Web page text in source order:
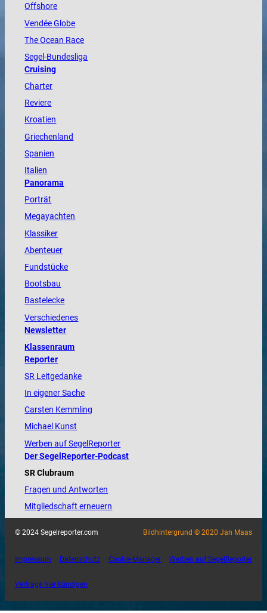
Offshore
VendéeGlobe
TheOcean Race
Segel-Bundesliga
Cruising
Charter
Reviere
Kroatien
Griechenland
Spanien
Italien
Panorama
Porträt
Megayachten
Klassiker
Abenteuer
Fundstücke
Bootsbau
Bastelecke
Verschiedenes
Newsletter
Klassenraum
Reporter
SR Leitgedanke
In eigener Sache
Carsten Kemmling
Michael Kunst
Werben auf SegelReporter
Der SegelReporter-Podcast
SR Clubraum
Fragen und Antworten
Mitgliedschaft erneuern
© 2024 Segelreporter.com Bildhintergrund © 2020 Jan Maas
Impressum Datenschutz Cookie-Manager Werben auf SegelReporter
Verträge hier kündigen